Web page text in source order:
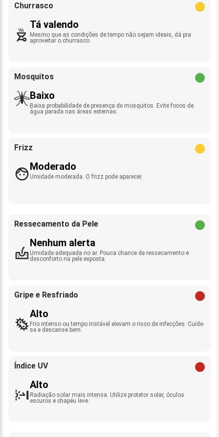
Churrasco
Tá valendo
Mesmo que as condições de tempo não sejam ideais, dá pra
aproveitar o churrasco.
Mosquitos
Baixo
Baixa probabilidade de presença de mosquitos. Evite focos de
água parada nas áreas externas.
Frizz
Moderado
Umidade moderada. O frizz pode aparecer.
Ressecamento da Pele
Nenhum alerta
Umidade adequada no ar. Pouca chance de ressecamento e
desconforto na pele exposta.
Gripe e Resfriado
Alto
Frio intenso ou tempo instável elevam o risco de infecções. Cuide-
se e descanse bem.
Índice UV
Alto
Radiação solar mais intensa. Utilize protetor solar, óculos
escuros e chapéu leve.